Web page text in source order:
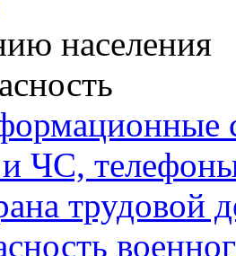
населения
ЧС,
трудовой